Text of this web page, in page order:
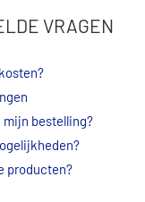
VRAGEN
mijn bestelling?
producten?